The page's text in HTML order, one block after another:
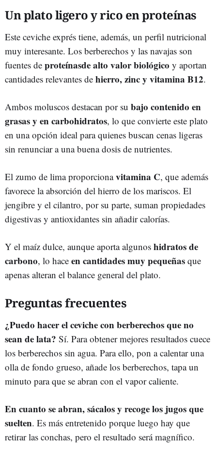
Un plato ligero y rico en proteínas
Este ceviche exprés tiene, además, un perfil nutricional
muy interesante. Los berberechos y las navajas son
fuentes de proteínasde alto valor biológico y aportan
cantidades relevantes de hierro, zinc y vitamina B12.
Ambos moluscos destacan por su bajo contenido en
grasas y en carbohidratos, lo que convierte este plato
en una opción ideal para quienes buscan cenas ligeras
sin renunciar a una buena dosis de nutrientes.
El zumo de lima proporcionavitamina C, que además
favorece la absorción del hierro de los mariscos. El
jengibre y el cilantro, por su parte, suman propiedades
digestivas y antioxidantes sin añadir calorías.
Y el maíz dulce, aunque aporta algunos hidratos de
carbono, lo hace en cantidades muy pequeñas que
apenas alteran el balance general del plato.
Preguntas frecuentes
¿Puedo hacer el ceviche con berberechos que no
sean de lata? Sí. Para obtener mejores resultados cuece
los berberechos sin agua. Para ello, pon a calentar una
olla de fondo grueso, añade los berberechos, tapa un
minuto para que se abran con el vapor caliente.
En cuanto se abran, sácalos y recoge los jugos que
suelten. Es más entretenido porque luego hay que
retirar las conchas, pero el resultado será magnífico.